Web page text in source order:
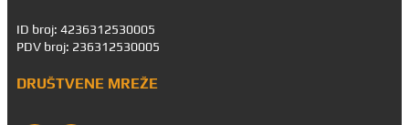
ID broj: 4236312530005
PDV broj: 236312530005
DRUŠTVENE MREŽE